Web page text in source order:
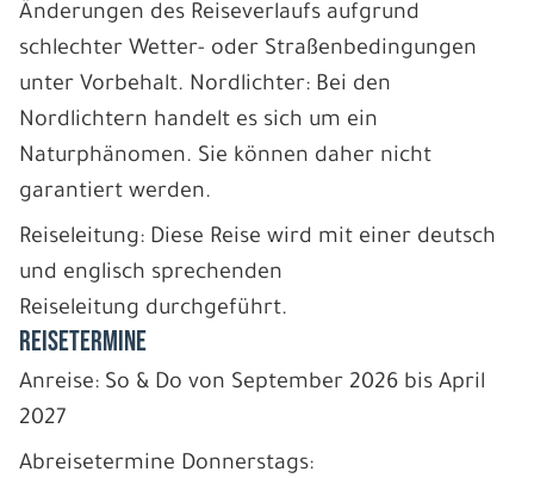
Änderungen des Reiseverlaufs aufgrund
schlechter Wetter- oder Straßenbedingungen
unter Vorbehalt. Nordlichter: Bei den
Nordlichtern handelt es sich um ein
Naturphänomen. Sie können daher nicht
garantiert werden.
Reiseleitung: Diese Reise wird mit einer deutsch
und englisch sprechenden
Reiseleitung durchgeführt.
REISETERMINE
Anreise: So & Do von September 2026 bis April
2027
Abreisetermine Donnerstags: